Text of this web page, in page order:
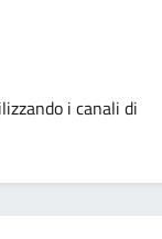
i canali di